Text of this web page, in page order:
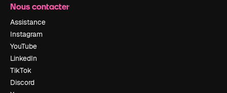
Nous contacter
Assistance
Instagram
YouTube
LinkedIn
TikTok
Discord